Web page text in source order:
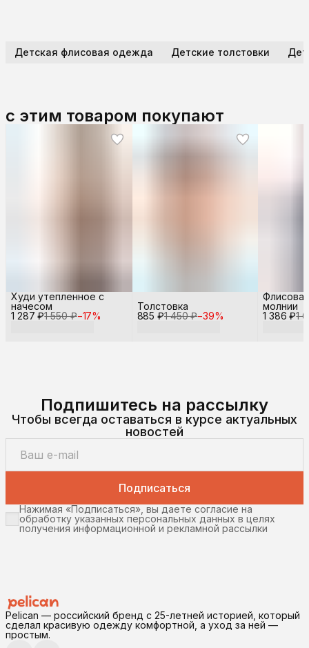
Детская флисовая одежда Детские толстовки
с этим товаром покупают
1 287 ₽1 550 ₽−17%
Худи утепленное с
начесом
885 ₽1 450 ₽−39%
Толстовка
1 386 ₽1
молнии
Подпишитесь на рассылку
Чтобы всегда оставаться в курсе актуальных
новостей
Подписаться
Нажимая «Подписаться», вы даете согласие на
обработку указанных персональных данных в целях
получения информационной и рекламной рассылки
Pelican — российский бренд с 25-летней историей, который
сделал красивую одежду комфортной, а уход за ней —
простым.